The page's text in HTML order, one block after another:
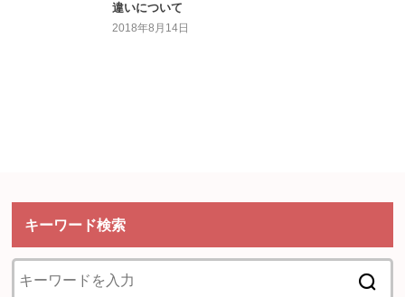
違いについて
2018年8月14日
キーワード検索